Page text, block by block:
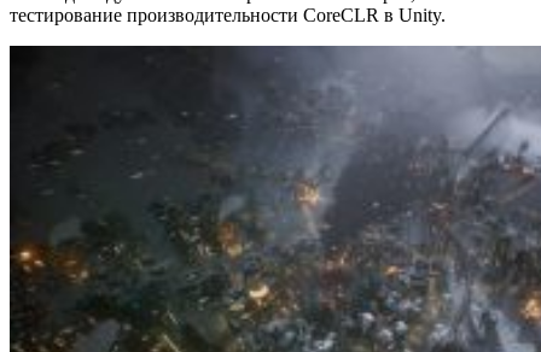
тестирование производительности CoreCLR в Unity.